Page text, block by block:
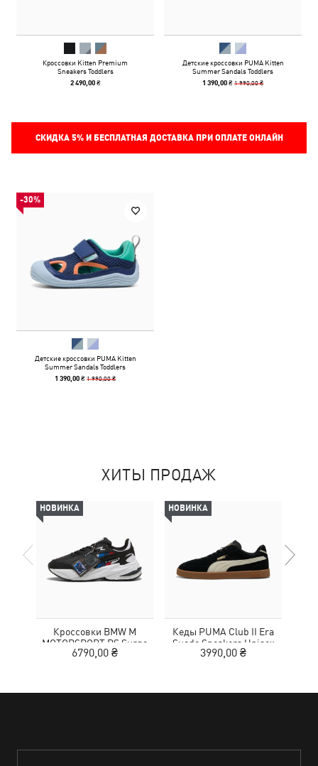
Кроссовки Kitten Premium
Sneakers Toddlers
2 490,00 ₴
Детские кроссовки PUMA Kitten
Summer Sandals Toddlers
1 390,00 ₴1 990,00 ₴
СКИДКА 5%И БЕСПЛАТНАЯ ДОСТАВКА ПРИ ОПЛАТЕ ОНЛАЙН
-30%
Детские кроссовки PUMA Kitten
Summer Sandals Toddlers
1 390,00 ₴1 990,00 ₴
ХИТЫ ПРОДАЖ
НОВИНКА
Кроссовки BMW M
MOTORSPORT RS Surge
Sneakers Unisex
6790,00 ₴
НОВИНКА
Кеды PUMA Club II Era
Suede Sneakers Unisex
3990,00 ₴